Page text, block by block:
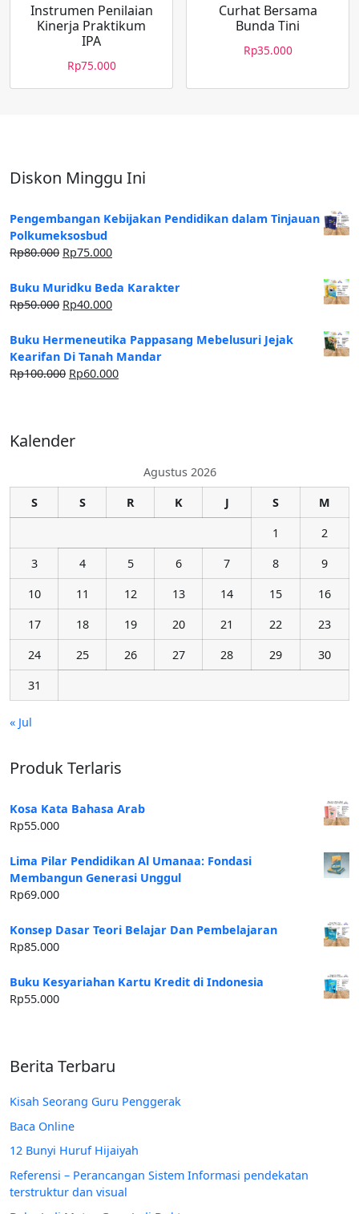
Instrumen Penilaian
Kinerja Praktikum
IPA
Rp75.000
Curhat Bersama
Bunda Tini
Rp35.000
Diskon Minggu Ini
Pengembangan Kebijakan Pendidikan dalam Tinjauan
Polkumeksosbud
Rp80.000 Rp75.000
Buku Muridku Beda Karakter
Rp50.000 Rp40.000
Buku Hermeneutika Pappasang Mebelusuri Jejak
Kearifan Di Tanah Mandar
Rp100.000 Rp60.000
Kalender
Agustus 2026
S
S R K J S
M
1
2
3
4 5 6 7 8
9
10
11 12 13 14 15
16
17
18 19 20 21 22
23
24
25 26 27 28 29
30
31
« Jul
Produk Terlaris
Kosa Kata Bahasa Arab
Rp55.000
Lima Pilar Pendidikan Al Umanaa: Fondasi
Membangun Generasi Unggul
Rp69.000
Konsep Dasar Teori Belajar Dan Pembelajaran
Rp85.000
Buku Kesyariahan Kartu Kredit di Indonesia
Rp55.000
Berita Terbaru
Kisah Seorang Guru Penggerak
Baca Online
12 Bunyi Huruf Hijaiyah
Referensi – Perancangan Sistem Informasi pendekatan
terstruktur dan visual